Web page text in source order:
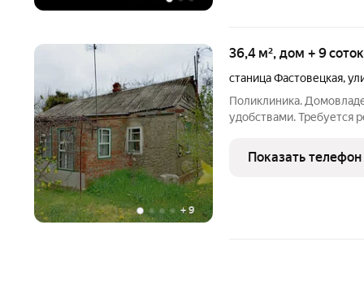
+9
36,4 м², дом + 9
станица Фастовецкая,
Поликлиника.
удобствами. Требуется
строительство жилого
Показать телефон